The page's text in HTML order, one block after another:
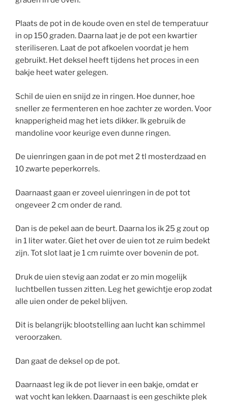
Plaats de pot in de koude oven en stel de temperatuur
in op 150 graden. Daarna laat je de pot een kwartier
steriliseren. Laat de pot afkoelen voordat je hem
gebruikt. Het deksel heeft tijdens het proces in een
bakje heet water gelegen.
Schil de uien en snijd ze in ringen. Hoe dunner, hoe
sneller ze fermenteren en hoe zachter ze worden. Voor
knapperigheid mag het iets dikker. Ik gebruik de
mandoline voor keurige even dunne ringen.
De uienringen gaan in de pot met 2 tl mosterdzaad en
10 zwarte peperkorrels.
Daarnaast gaan er zoveel uienringen in de pot tot
ongeveer 2 cm onder de rand.
Dan is de pekel aan de beurt. Daarna los ik 25 g zout op
in 1 liter water. Giet het over de uien tot ze ruim bedekt
zijn. Tot slot laat je 1 cm ruimte over bovenin de pot.
Druk de uien stevig aan zodat er zo min mogelijk
luchtbellen tussen zitten. Leg het gewichtje erop zodat
alle uien onder de pekel blijven.
Dit is belangrijk: blootstelling aan lucht kan schimmel
veroorzaken.
Dan gaat de deksel op de pot.
Daarnaast leg ik de pot liever in een bakje, omdat er
wat vocht kan lekken. Daarnaast is een geschikte plek